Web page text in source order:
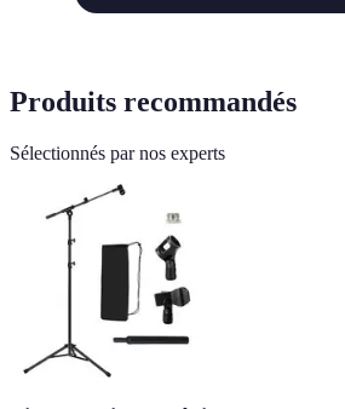
Produits recommandés
Sélectionnés par nos experts